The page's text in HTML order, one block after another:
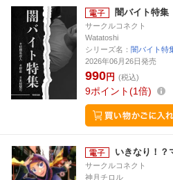
闇バイト特集
サークルコネクト
Watatoshi
シリーズ名： 闇バイト特
2026年06月26日発売
990円 (税込)
9ポイント 1倍
いきなり！？
サークルコネクト
神月チロル